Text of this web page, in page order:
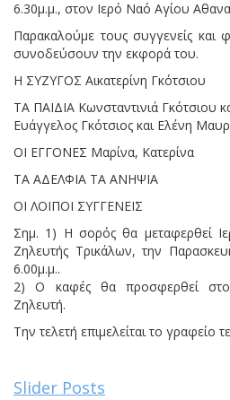
6.30μ.μ., στον Ιερό Ναό Αγίου
Παρακαλούμε τους συγγενείς και
συνοδεύσουν την εκφορά του.
Η ΣΥΖΥΓΟΣ Αικατερίνη Γκότσιου
ΤΑ ΠΑΙΔΙΑ Κωνσταντινιά Γκότσιου
Ευάγγελος Γκότσιος και Ελένη
ΟΙ ΕΓΓΟΝΕΣ Μαρίνα, Κατερίνα
ΤΑ ΑΔΕΛΦΙΑ ΤΑ ΑΝΗΨΙΑ
ΟΙ ΛΟΙΠΟΙ ΣΥΓΓΕΝΕΙΣ
Σημ. 1) Η σορός θα μεταφερθεί
Ζηλευτής Τρικάλων, την
6.00μ.μ..
2) Ο καφές θα προσφερθεί
Ζηλευτή.
Την τελετή επιμελείται το γραφείο
Slider Posts